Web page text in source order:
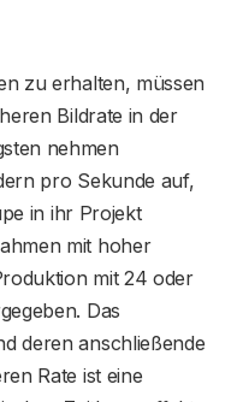
zu erhalten, müssen
Bildrate in der
nehmen
pro Sekunde auf,
in ihr Projekt
mit hoher
mit 24 oder
Das
deren anschließende
Rate ist eine